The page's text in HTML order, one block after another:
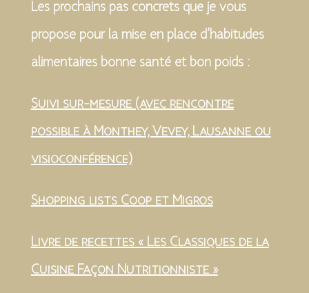
Les prochains pas concrets que je vous
propose pour la mise en place d’habitudes
alimentaires bonne santé et bon poids :
Suivi sur-mesure (avec rencontre
possible à Monthey, Vevey, Lausanne ou
visioconférence)
Shopping lists Coop et Migros
Livre de recettes « Les Classiques de la
Cuisine Façon Nutritionniste »